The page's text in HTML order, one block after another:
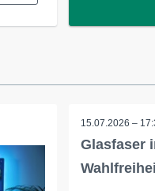
15.07.2026 –
Glasfaser